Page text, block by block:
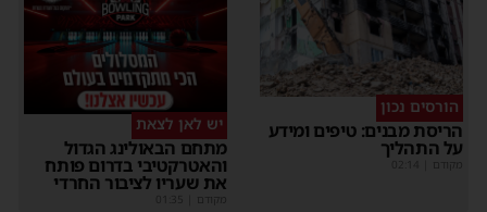
הורסים נכון
הריסת מבנים: טיפים ומידע
על התהליך
מקודם
יש לאן לצאת
מתחם הבאולינג הגדול
והאטרקטיבי בדרום פותח
את שעריו לציבור החרדי
מקודם